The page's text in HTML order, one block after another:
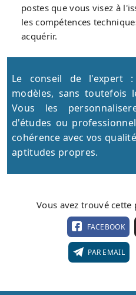
postes que vous visez à
les compétences
acquérir.
Le conseil de l'expert
modèles, sans toutefois
Vous les
d'études ou
cohérence avec vos
aptitudes propres.
Vous avez trouvé cette
FACEBOOK
PAR EMAIL